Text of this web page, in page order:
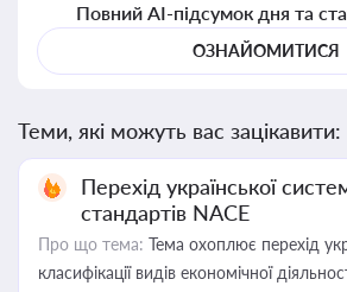
Повний AI-підсумок дня та
ОЗНАЙОМИТИСЯ
Теми, які можуть вас зацікавити:
Перехід української
стандартів NACE
Про що тема: Тема охоплює перехід
класифікації видів економічної